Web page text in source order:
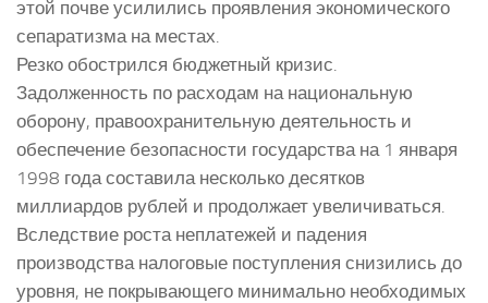
этой почве усилились проявления экономического
сепаратизма на местах.
Резко обострился бюджетный кризис.
Задолженность по расходам на национальную
оборону, правоохранительную деятельность и
обеспечение безопасности государства на 1 января
1998 года составила несколько десятков
миллиардов рублей и продолжает увеличиваться.
Вследствие роста неплатежей и падения
производства налоговые поступления снизились до
уровня, не покрывающего минимально необходимых